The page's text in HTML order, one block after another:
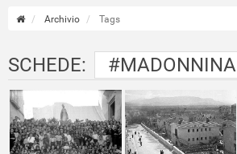
Archivio Tags
SCHEDE: #MADONNINA